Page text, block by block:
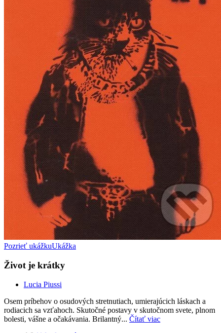
Pozrieť ukážkuUkážka
Život je krátky
Lucia Piussi
Osem príbehov o osudových stretnutiach, umierajúcich láskach a
rodiacich sa vzťahoch. Skutočné postavy v skutočnom svete, plnom
bolesti, vášne a očakávania. Brilantný... Čítať viac